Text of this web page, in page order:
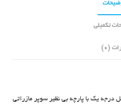
تکمیلی
(0)
یک با پارچه بی نظیر سوپر مازراتی